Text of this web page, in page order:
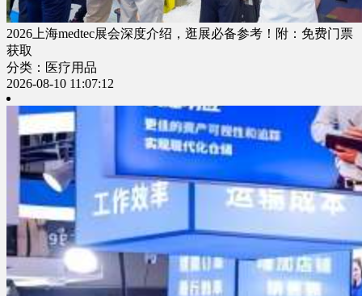
2026上海medtec展会深度介绍，逛展必备参考！附：免费门票
获取
分类：医疗用品
2026-08-10 11:07:12